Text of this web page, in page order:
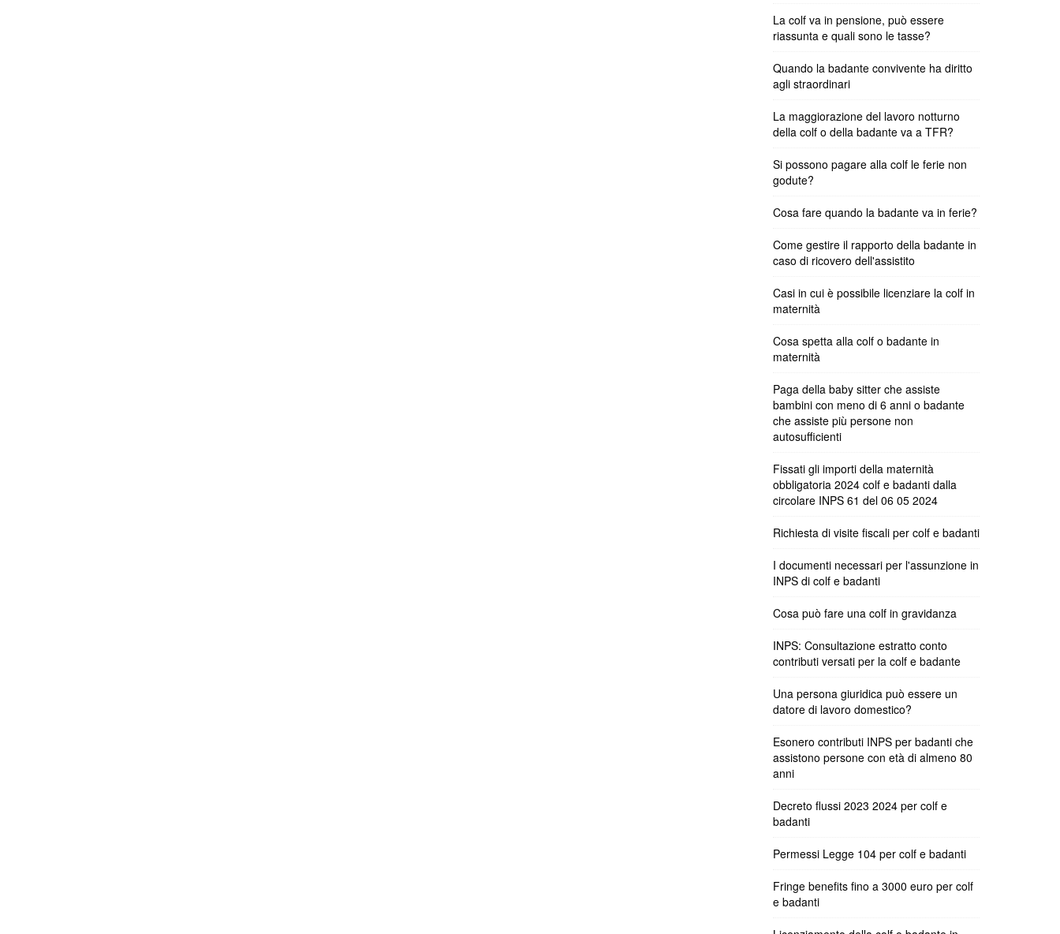
La colf va in pensione, può essere
riassunta e quali sono le tasse?
Quando la badante convivente ha diritto
agli straordinari
La maggiorazione del lavoro notturno
della colf o della badante va a TFR?
Si possono pagare alla colf le ferie non
godute?
Cosa fare quando la badante va in ferie?
Come gestire il rapporto della badante in
caso di ricovero dell'assistito
Casi in cui è possibile licenziare la colf in
maternità
Cosa spetta alla colf o badante in
maternità
Paga della baby sitter che assiste
bambini con meno di 6 anni o badante
che assiste più persone non
autosufficienti
Fissati gli importi della maternità
obbligatoria 2024 colf e badanti dalla
circolare INPS 61 del 06 05 2024
Richiesta di visite fiscali per colf e badanti
I documenti necessari per l'assunzione in
INPS di colf e badanti
Cosa può fare una colf in gravidanza
INPS: Consultazione estratto conto
contributi versati per la colf e badante
Una persona giuridica può essere un
datore di lavoro domestico?
Esonero contributi INPS per badanti che
assistono persone con età di almeno 80
anni
Decreto flussi 2023 2024 per colf e
badanti
Permessi Legge 104 per colf e badanti
Fringe benefits fino a 3000 euro per colf
e badanti